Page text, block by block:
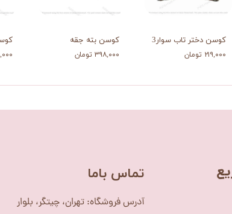
کوسن بته جقه
۳۹۸,۰۰۰ تومان
کوسن دختر تاب سوار3
۲۱۹,۰۰۰ تومان
​تماس باما
آدرس فروشگاه: تهران، چیتگر، بلوار